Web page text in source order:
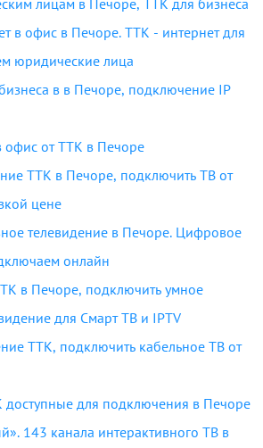
лицам в Печоре, ТТК для бизнеса
в офис в Печоре. ТТК - интернет для
юридические лица
в в Печоре, подключение IP
от ТТК в Печоре
ТТК в Печоре, подключить ТВ от
цене
телевидение в Печоре. Цифровое
онлайн
в Печоре, подключить умное
для Смарт ТВ и IPTV
ТТК, подключить кабельное ТВ от
доступные для подключения в Печоре
143 канала интерактивного ТВ в